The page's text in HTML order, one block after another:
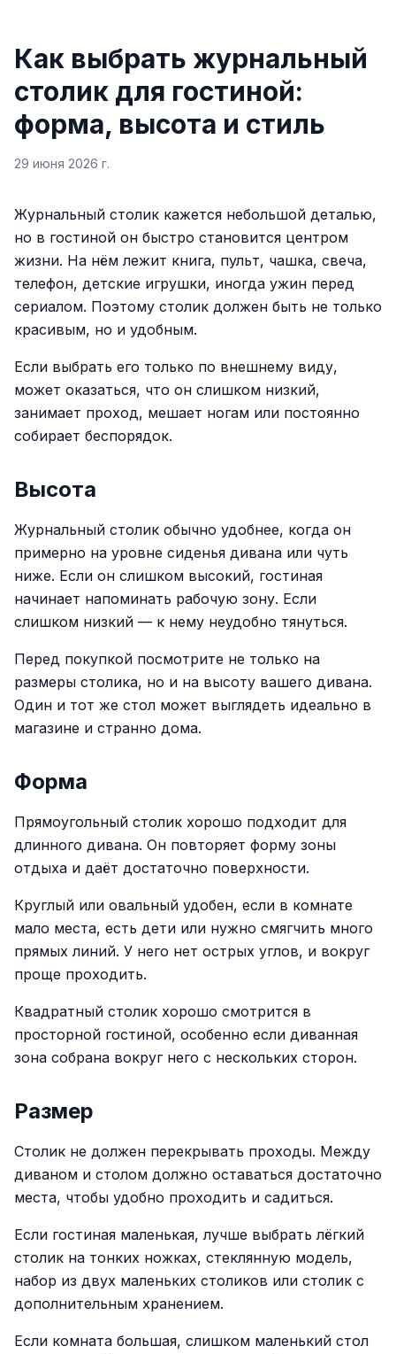
Как выбрать журнальный
столик для гостиной:
форма, высота и стиль
29 июня 2026 г.
Журнальный столик кажется небольшой деталью,
но в гостиной он быстро становится центром
жизни. На нём лежит книга, пульт, чашка, свеча,
телефон, детские игрушки, иногда ужин перед
сериалом. Поэтому столик должен быть не только
красивым, но и удобным.
Если выбрать его только по внешнему виду,
может оказаться, что он слишком низкий,
занимает проход, мешает ногам или постоянно
собирает беспорядок.
Высота
Журнальный столик обычно удобнее, когда он
примерно на уровне сиденья дивана или чуть
ниже. Если он слишком высокий, гостиная
начинает напоминать рабочую зону. Если
слишком низкий — к нему неудобно тянуться.
Перед покупкой посмотрите не только на
размеры столика, но и на высоту вашего дивана.
Один и тот же стол может выглядеть идеально в
магазине и странно дома.
Форма
Прямоугольный столик хорошо подходит для
длинного дивана. Он повторяет форму зоны
отдыха и даёт достаточно поверхности.
Круглый или овальный удобен, если в комнате
мало места, есть дети или нужно смягчить много
прямых линий. У него нет острых углов, и вокруг
проще проходить.
Квадратный столик хорошо смотрится в
просторной гостиной, особенно если диванная
зона собрана вокруг него с нескольких сторон.
Размер
Столик не должен перекрывать проходы. Между
диваном и столом должно оставаться достаточно
места, чтобы удобно проходить и садиться.
Если гостиная маленькая, лучше выбрать лёгкий
столик на тонких ножках, стеклянную модель,
набор из двух маленьких столиков или столик с
дополнительным хранением.
Если комната большая, слишком маленький стол